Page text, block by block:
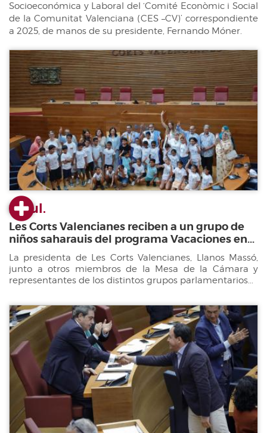
Socioeconómica y Laboral del ‘Comité Econòmic i Social
de la Comunitat Valenciana (CES –CV)’ correspondiente
a 2025, de manos de su presidente, Fernando Móner.
23 jul.
Les Corts Valencianes reciben a un grupo de
niños saharauis del programa Vacaciones en...
La presidenta de Les Corts Valencianes, Llanos Massó,
junto a otros miembros de la Mesa de la Cámara y
representantes de los distintos grupos parlamentarios...